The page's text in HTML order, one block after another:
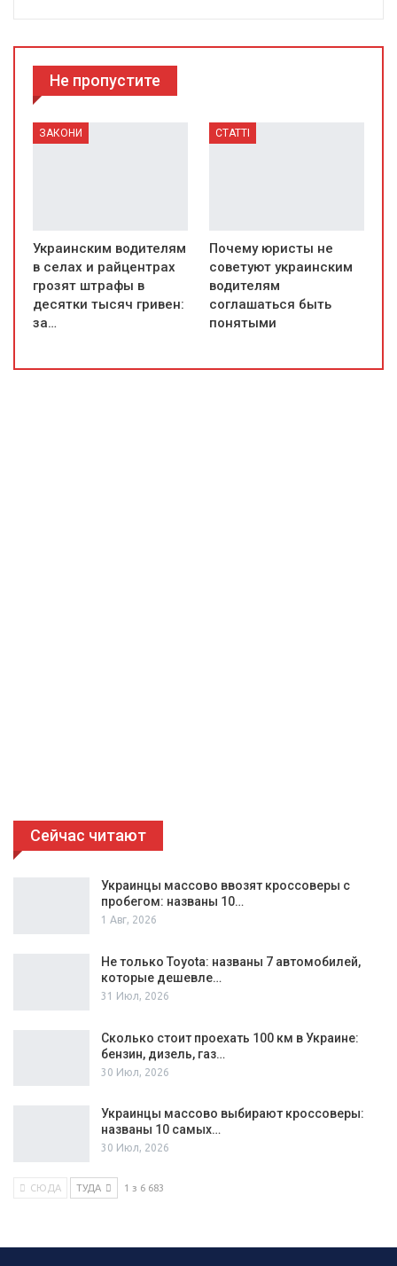
Не пропустите
ЗАКОНИ
Украинским водителям
в селах и райцентрах
грозят штрафы в
десятки тысяч гривен:
за…
СТАТТІ
Почему юристы не
советуют украинским
водителям
соглашаться быть
понятыми
Сейчас читают
Украинцы массово ввозят кроссоверы с
пробегом: названы 10…
1 Авг, 2026
Не только Toyota: названы 7 автомобилей,
которые дешевле…
31 Июл, 2026
Сколько стоит проехать 100 км в Украине:
бензин, дизель, газ…
30 Июл, 2026
Украинцы массово выбирают кроссоверы:
названы 10 самых…
30 Июл, 2026
СЮДА ТУДА 1 з 6 683